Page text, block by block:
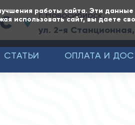
работы сайта. Эти
использовать сайт, вы даете
г. Новосибирск,
ул. 2-я
СТАТЬИ ОПЛАТА И